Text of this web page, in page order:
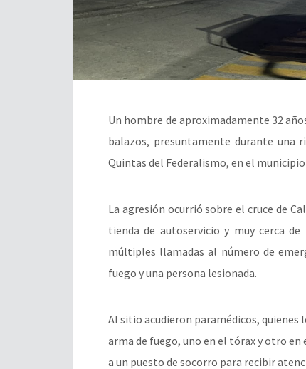
Un hombre de aproximadamente 32
balazos, presuntamente durante una
Quintas del Federalismo, en el
La agresión ocurrió sobre el cruce de
tienda de autoservicio y muy cerca
múltiples llamadas al número de
fuego y una persona lesionada.
Al sitio acudieron paramédicos,
arma de fuego, uno en el tórax y otro
a un puesto de socorro para recibir